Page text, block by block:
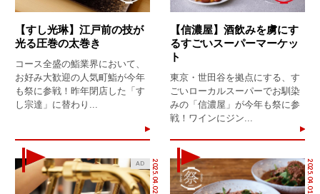
【すし光琳】江戸前の技が
光る圧巻の太巻き
コース全盛の鮨業界において、
お好み大歓迎の人気町鮨が今年
も祭に参戦！昨年閉店した「す
し宗達」に替わり...
【信濃屋】酒飲みを虜にす
るすごいスーパーマーケッ
ト
東京・世田谷を拠点にする、す
ごいローカルスーパーでお馴染
みの「信濃屋」が今年も祭に参
戦！ワインにジン...
2025.04.02
AD 2025.04.01